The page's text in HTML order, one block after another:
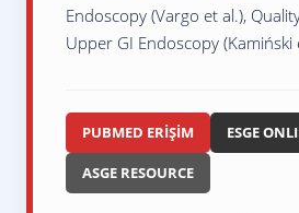
Endoscopy (Vargo et al.),
Upper GI Endoscopy (Kamiński
PUBMED ERİŞİM ESGE
ASGE RESOURCE